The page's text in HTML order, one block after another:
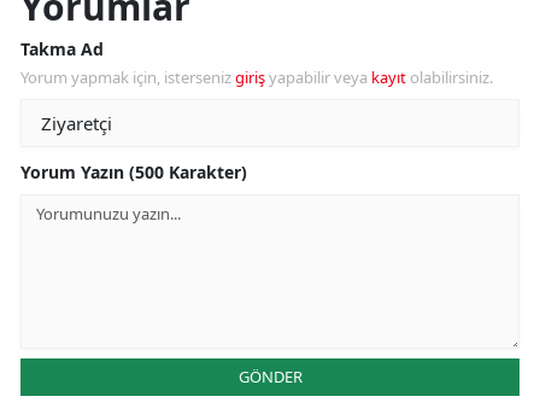
Takma Ad
Yorum yapmak için, istersenizgirişyapabilir veya kayıt olabilirsiniz.
Yorum Yazın (500 Karakter)
GÖNDER